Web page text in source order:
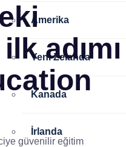
Amerika
Yeni Zelanda
Kanada
İrlanda
adımı
güvenilir eğitim